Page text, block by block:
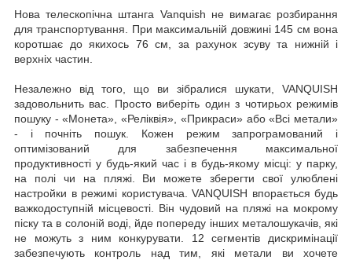
Нова телескопічна штанга Vanquish не вимагає розбирання
для транспортування. При максимальній довжині 145 см вона
коротшає до якихось 76 см, за рахунок зсуву та нижній і
верхніх частин.
Незалежно від того, що ви зібралися шукати, VANQUISH
задовольнить вас. Просто виберіть один з чотирьох режимів
пошуку - «Монета», «Реліквія», «Прикраси» або «Всі метали»
- і почніть пошук. Кожен режим запрограмований і
оптимізований для забезпечення максимальної
продуктивності у будь-який час і в будь-якому місці: у парку,
на полі чи на пляжі. Ви можете зберегти свої улюблені
настройки в режимі користувача. VANQUISH впорається будь
важкодоступній місцевості. Він чудовий на пляжі на мокрому
піску та в солоній воді, йде попереду інших металошукачів, які
не можуть з ним конкурувати. 12 сегментів дискримінації
забезпечують контроль над тим, які метали ви хочете